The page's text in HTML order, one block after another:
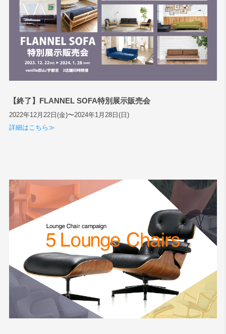
【終了】FLANNEL SOFA特別展示販売会
2022年12月22日(金)〜2024年1月28日(日)
詳細はこちら≫